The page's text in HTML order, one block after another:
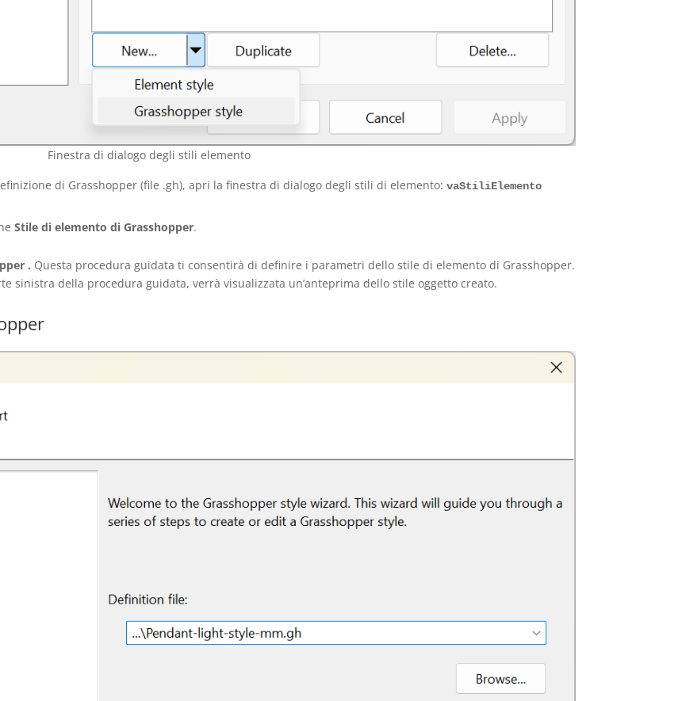
Finestra di dialogo degli stili elemento
di Grasshopper (file .gh), apri la finestra di dialogo degli stili di elemento:vaStiliElemento
Stile di elemento di Grasshopper.
. Questa procedura guidata ti consentirà di definire i parametri dello stile di elemento di Grasshopper.
sinistra della procedura guidata, verrà visualizzata un’anteprima dello stile oggetto creato.